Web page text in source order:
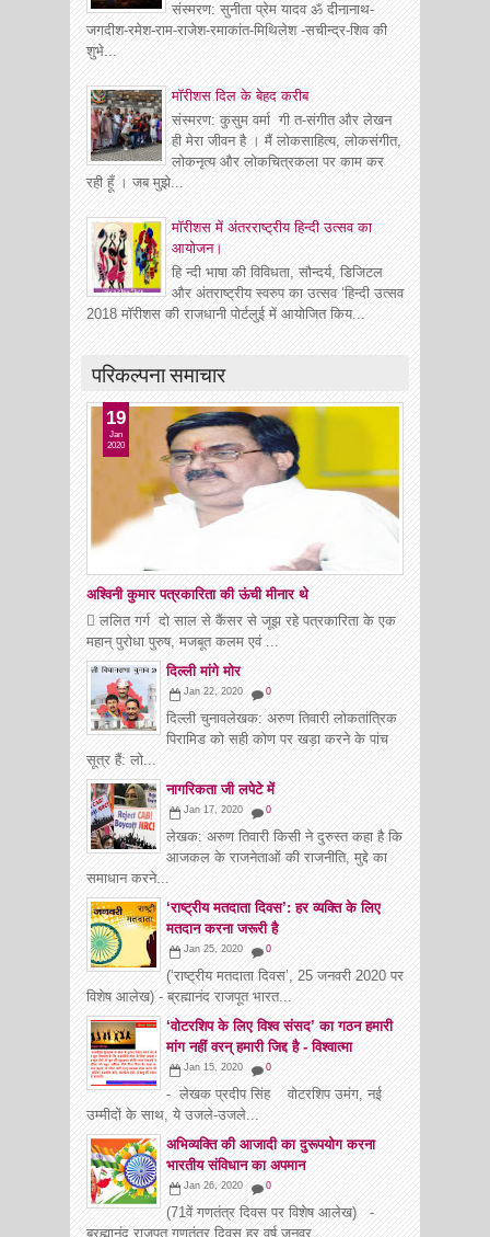
संस्मरण: सुनीता प्रेम यादव ॐ दीनानाथ-
जगदीश-रमेश-राम-राजेश-रमाकांत-मिथिलेश -सचीन्द्र-शिव की
शुभे...
माॅरीशस दिल के बेहद करीब
संस्मरण: कुसुम वर्मा गी त-संगीत और लेखन
ही मेरा जीवन है । मैं लोकसाहित्य, लोकसंगीत,
लोकनृत्य और लोकचित्रकला पर काम कर
रही हूँ । जब मुझे...
मॉरीशस में अंतरराष्ट्रीय हिन्दी उत्सव का
आयोजन।
हि न्दी भाषा की विविधता, सौन्दर्य, डिजिटल
और अंतराष्ट्रीय स्वरुप का उत्सव ‘हिन्दी उत्सव
2018 मॉरीशस की राजधानी पोर्टलुई में आयोजित किय...
परिकल्पना समाचार
अश्विनी कुमार पत्रकारिता की ऊंची मीनार थे
19
Jan
2020
 ललित गर्ग दो साल से कैंसर से जूझ रहे पत्रकारिता के एक
महान् पुरोधा पुरुष, मजबूत कलम एवं ...
दिल्ली मांगे मोर
Jan 22, 2020 0
दिल्ली चुनावलेखक: अरुण तिवारी लोकतांत्रिक
पिरामिड को सही कोण पर खड़ा करने के पांच
सूत्र हैं: लो...
नागरिकता जी लपेटे में
Jan 17, 2020 0
लेखक: अरुण तिवारी किसी ने दुरुस्त कहा है कि
आजकल के राजनेताओं की राजनीति, मुद्दे का
समाधान करने...
‘राष्ट्रीय मतदाता दिवस’: हर व्यक्ति के लिए
मतदान करना जरूरी है
Jan 25, 2020 0
(‘राष्ट्रीय मतदाता दिवस’, 25 जनवरी 2020 पर
विशेष आलेख) - ब्रह्मानंद राजपूत भारत...
‘वोटरशिप के लिए विश्व संसद’ का गठन हमारी
मांग नहीं वरन् हमारी जिद्द है - विश्वात्मा
Jan 15, 2020 0
- लेखक प्रदीप सिंह वोटरशिप उमंग, नई
उम्मीदों के साथ, ये उजले-उजले...
अभिव्यक्ति की आजादी का दुरूपयोग करना
भारतीय संविधान का अपमान
Jan 26, 2020 0
(71वें गणतंत्र दिवस पर विशेष आलेख) -
ब्रह्मानंद राजपूत गणतंत्र दिवस हर वर्ष जनवर...